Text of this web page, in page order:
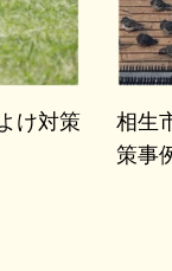
け対策
相生
策事